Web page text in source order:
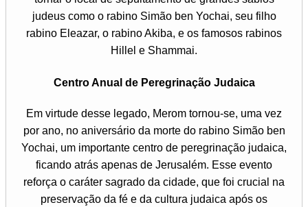
judeus como o rabino Simão ben Yochai, seu filho
rabino Eleazar, o rabino Akiba, e os famosos rabinos
Hillel e Shammai.
Centro Anual de Peregrinação Judaica
Em virtude desse legado, Merom tornou-se, uma vez
por ano, no aniversário da morte do rabino Simão ben
Yochai, um importante centro de peregrinação judaica,
ficando atrás apenas de Jerusalém. Esse evento
reforça o caráter sagrado da cidade, que foi crucial na
preservação da fé e da cultura judaica após os